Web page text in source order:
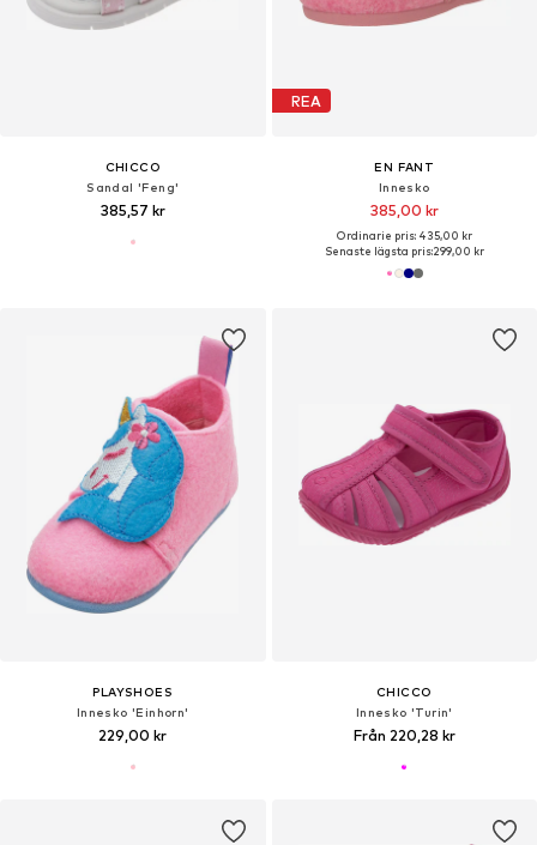
CHICCO
Sandal 'Feng'
385,57 kr
REA
EN FANT
Innesko
385,00 kr
Ordinarie pris: 435,00 kr
Senaste lägsta pris:299,00 kr
PLAYSHOES
Innesko 'Einhorn'
229,00 kr
CHICCO
Innesko 'Turin'
Från 220,28 kr